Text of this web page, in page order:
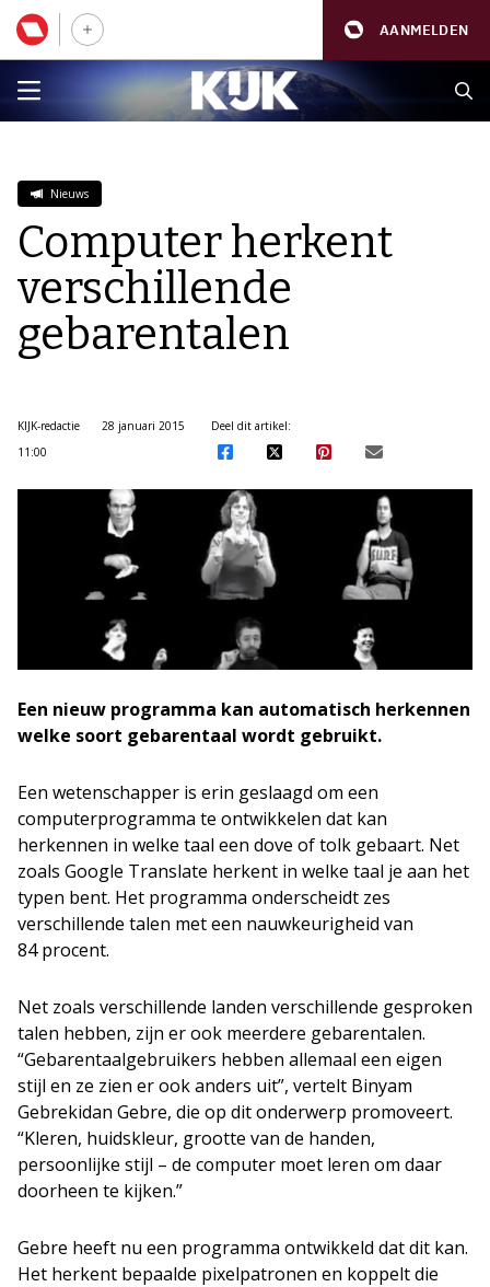
AANMELDEN
Nieuws
Computer herkent
verschillende
gebarentalen
KIJK-redactie
28 januari 2015
11:00
Deel dit artikel:
Een nieuw programma kan automatisch herkennen
welke soort gebarentaal wordt gebruikt.
Een wetenschapper is erin geslaagd om een
computerprogramma te ontwikkelen dat kan
herkennen in welke taal een dove of tolk gebaart. Net
zoals Google Translate herkent in welke taal je aan het
typen bent. Het programma onderscheidt zes
verschillende talen met een nauwkeurigheid van
84 procent.
Net zoals verschillende landen verschillende gesproken
talen hebben, zijn er ook meerdere gebarentalen.
“Gebarentaalgebruikers hebben allemaal een eigen
stijl en ze zien er ook anders uit”, vertelt Binyam
Gebrekidan Gebre, die op dit onderwerp promoveert.
“Kleren, huidskleur, grootte van de handen,
persoonlijke stijl – de computer moet leren om daar
doorheen te kijken.”
Gebre heeft nu een programma ontwikkeld dat dit kan.
Het herkent bepaalde pixelpatronen en koppelt die